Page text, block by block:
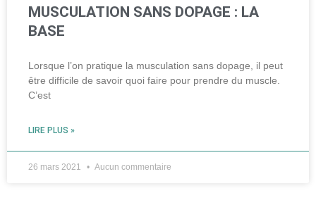
MUSCULATION SANS DOPAGE : LA
BASE
Lorsque l’on pratique la musculation sans dopage, il peut
être difficile de savoir quoi faire pour prendre du muscle.
C’est
LIRE PLUS »
26 mars 2021 Aucun commentaire